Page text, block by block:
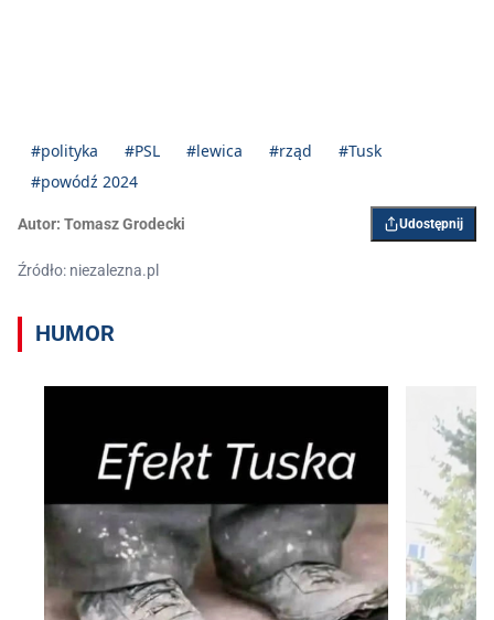
#polityka #PSL #lewica #rząd
#Tusk
#powódź 2024
Autor: Tomasz Grodecki Udostępnij
Źródło: niezalezna.pl
HUMOR